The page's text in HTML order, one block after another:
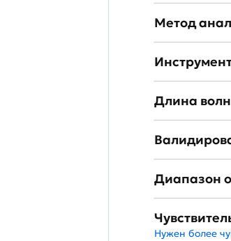
Метод
Длина
Диапазон
Нужен более